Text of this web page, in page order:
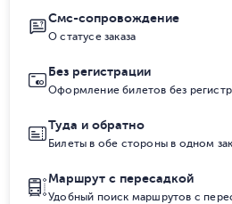
Смс-сопровождение
О статусе заказа
Без регистрации
Оформление билетов без
Туда и обратно
Билеты в обе стороны в одном
Маршрут с пересадкой
Удобный поиск маршрутов с